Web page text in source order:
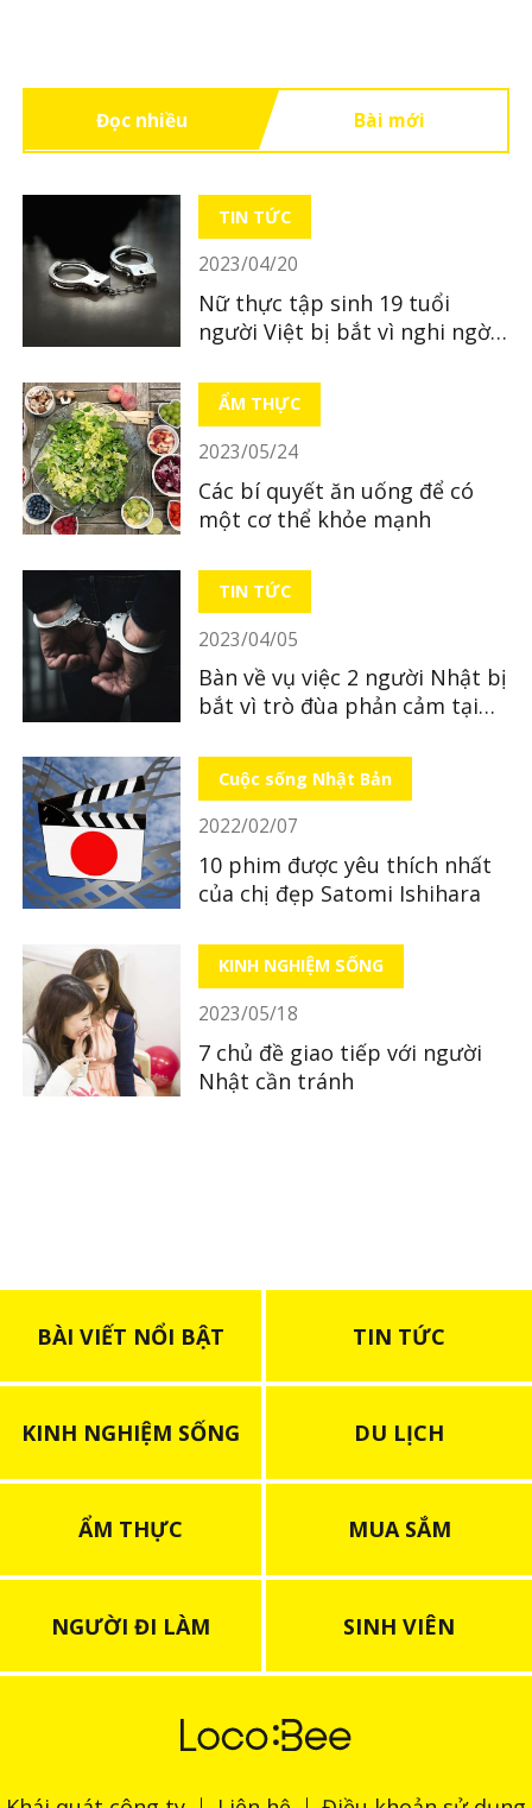
Đọc nhiều Bài mới
TIN TỨC
2023/04/20
Nữ thực tập sinh 19 tuổi
người Việt bị bắt vì nghi ngờ
ẨM THỰC
2023/05/24
Các bí quyết ăn uống để có
một cơ thể khỏe mạnh
TIN TỨC
2023/04/05
Bàn về vụ việc 2 người Nhật bị
bắt vì trò đùa phản cảm tại
Cuộc sống Nhật Bản
2022/02/07
10 phim được yêu thích nhất
của chị đẹp Satomi Ishihara
KINH NGHIỆM SỐNG
2023/05/18
7 chủ đề giao tiếp với người
Nhật cần tránh
BÀI VIẾT NỔI BẬT TIN TỨC
KINH NGHIỆM SỐNG DU LỊCH
ẨM THỰC MUA SẮM
NGƯỜI ĐI LÀM SINH VIÊN